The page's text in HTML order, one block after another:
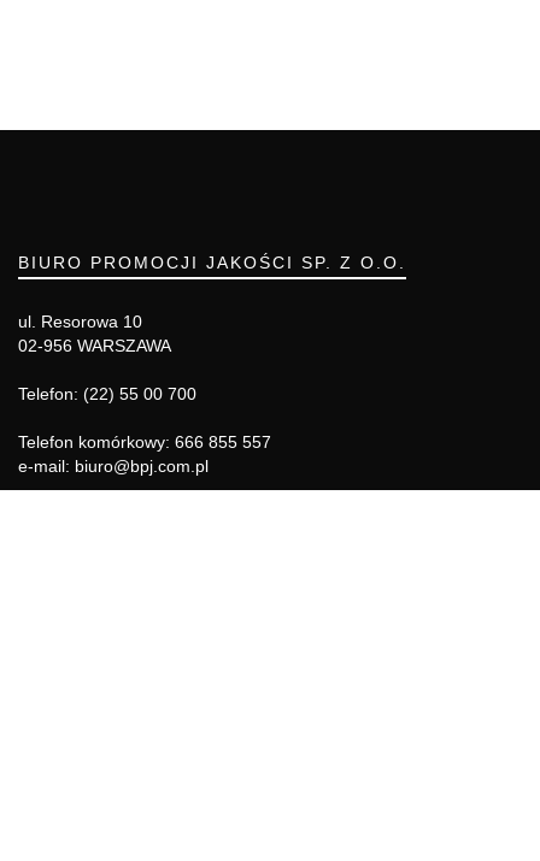
BIURO PROMOCJI JAKOŚCI SP. Z O.O.
ul. Resorowa 10
02-956 WARSZAWA
Telefon: (22) 55 00 700
Telefon komórkowy: 666 855 557
e-mail: biuro@bpj.com.pl